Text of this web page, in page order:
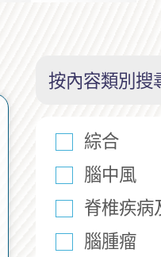
按內容類別搜
綜合
腦中風
脊椎疾病
腦腫瘤